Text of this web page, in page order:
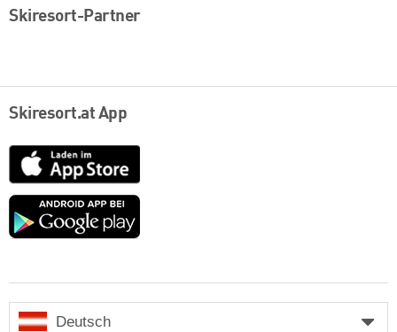
Skiresort-Partner
Skiresort.at App
App
Store
Google
Deutsch